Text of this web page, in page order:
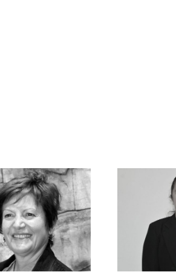
Álvarez: «No
debemos ver el
envejecimiento de la
población como un
gasto; se abre un